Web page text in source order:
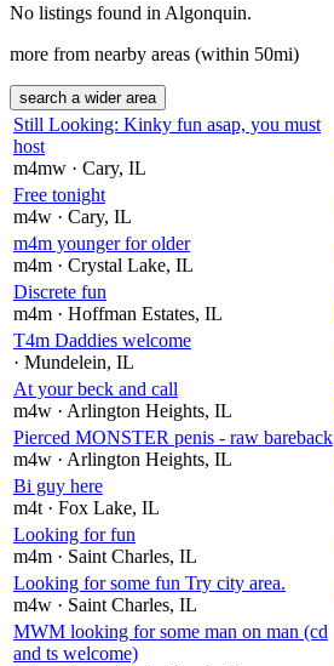
No listings found in Algonquin.
more from nearby areas (within 50mi)
search a wider area
Still Looking: Kinky fun asap, you must
host
m4mw · Cary, IL
Free tonight
m4w · Cary, IL
m4m younger for older
m4m · Crystal Lake, IL
Discrete fun
m4m · Hoffman Estates, IL
T4m Daddies welcome
· Mundelein, IL
At your beck and call
m4w · Arlington Heights, IL
Pierced MONSTER penis - raw bareback
m4w · Arlington Heights, IL
Bi guy here
m4t · Fox Lake, IL
Looking for fun
m4m · Saint Charles, IL
Looking for some fun Try city area.
m4w · Saint Charles, IL
MWM looking for some man on man (cd
and ts welcome)